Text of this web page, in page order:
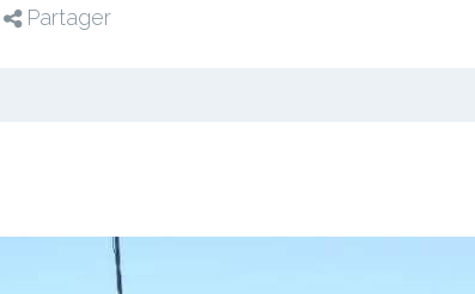
Partager